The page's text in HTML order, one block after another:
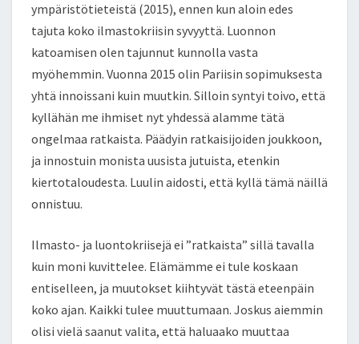
ympäristötieteistä (2015), ennen kun aloin edes
tajuta koko ilmastokriisin syvyyttä. Luonnon
katoamisen olen tajunnut kunnolla vasta
myöhemmin. Vuonna 2015 olin Pariisin sopimuksesta
yhtä innoissani kuin muutkin. Silloin syntyi toivo, että
kyllähän me ihmiset nyt yhdessä alamme tätä
ongelmaa ratkaista. Päädyin ratkaisijoiden joukkoon,
ja innostuin monista uusista jutuista, etenkin
kiertotaloudesta. Luulin aidosti, että kyllä tämä näillä
onnistuu.
Ilmasto- ja luontokriisejä ei ”ratkaista” sillä tavalla
kuin moni kuvittelee. Elämämme ei tule koskaan
entiselleen, ja muutokset kiihtyvät tästä eteenpäin
koko ajan. Kaikki tulee muuttumaan. Joskus aiemmin
olisi vielä saanut valita, että haluaako muuttaa